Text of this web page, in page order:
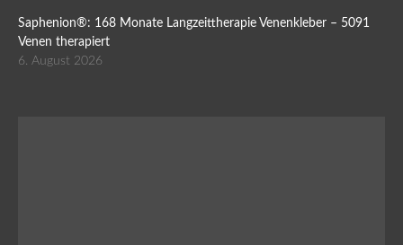
Saphenion®: 168 Monate Langzeittherapie Venenkleber – 5091
Venen therapiert
6. August 2026